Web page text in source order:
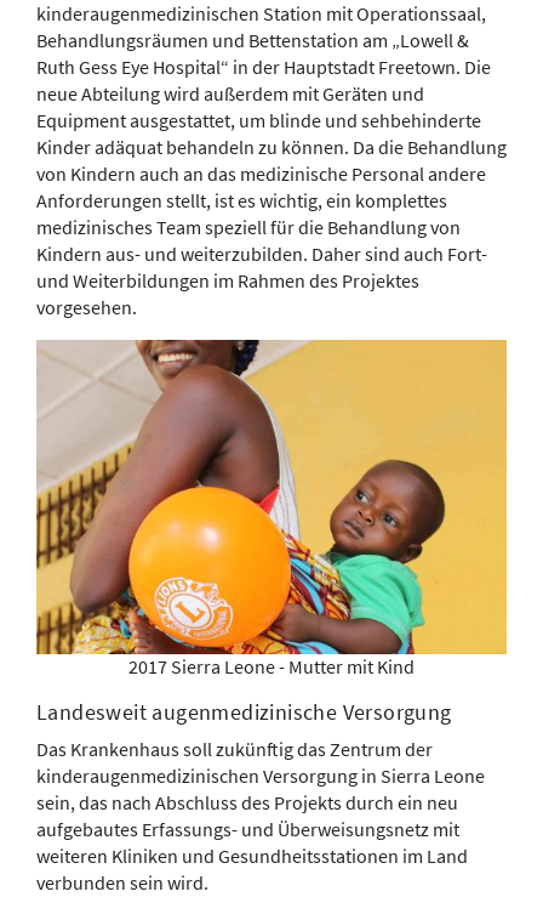
kinderaugenmedizinischen Station mit Operationssaal,
Behandlungsräumen und Bettenstation am „Lowell &
Ruth Gess Eye Hospital“ in der Hauptstadt Freetown. Die
neue Abteilung wird außerdem mit Geräten und
Equipment ausgestattet, um blinde und sehbehinderte
Kinder adäquat behandeln zu können. Da die Behandlung
von Kindern auch an das medizinische Personal andere
Anforderungen stellt, ist es wichtig, ein komplettes
medizinisches Team speziell für die Behandlung von
Kindern aus- und weiterzubilden. Daher sind auch Fort-
und Weiterbildungen im Rahmen des Projektes
vorgesehen.
2017 Sierra Leone - Mutter mit Kind
Landesweit augenmedizinische Versorgung
Das Krankenhaus soll zukünftig das Zentrum der
kinderaugenmedizinischen Versorgung in Sierra Leone
sein, das nach Abschluss des Projekts durch ein neu
aufgebautes Erfassungs- und Überweisungsnetz mit
weiteren Kliniken und Gesundheitsstationen im Land
verbunden sein wird.